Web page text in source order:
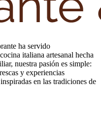
ha servido
italiana artesanal hecha
nuestra pasión es simple:
y experiencias
en las tradiciones de